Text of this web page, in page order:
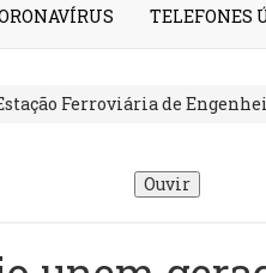
TELEFONES
Ferroviária de
Ouvir